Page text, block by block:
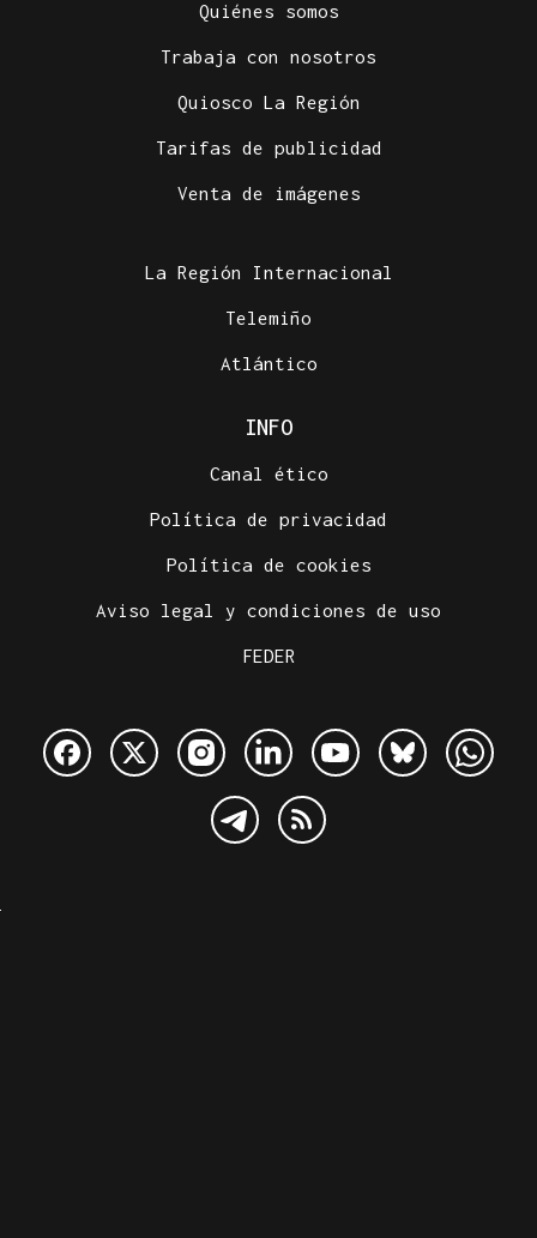
Quiénes somos
Trabaja con nosotros
Quiosco La Región
Tarifas de publicidad
Venta de imágenes
La Región Internacional
Telemiño
Atlántico
INFO
Canal ético
Política de privacidad
Política de cookies
Aviso legal y condiciones de uso
FEDER